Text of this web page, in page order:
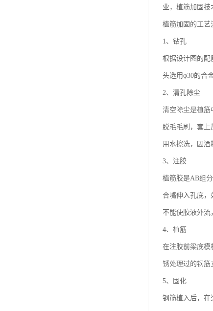
业，植筋加固技
植筋加固的工艺
1、钻孔
根据设计图的配
头选用φ30的合
2、清孔除尘
清空除尘是植筋
脱毛毛刷，套
用水擦洗，因酒
3、注胶
植筋胶是AB组
合嘴伸入孔底，
不能使胶液外流
4、植筋
在注胶前梁底模
锈处理过的钢筋
5、固化
钢筋植入后，在